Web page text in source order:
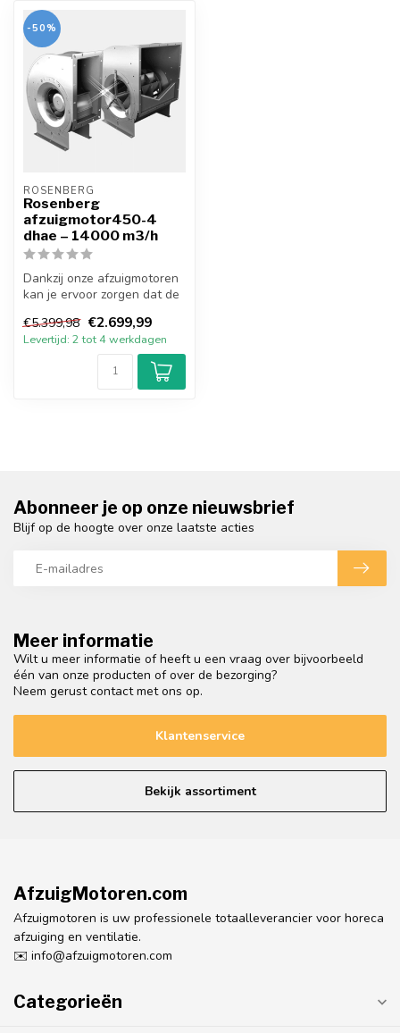
-50%
ROSENBERG
Rosenberg
afzuigmotor450-4
dhae – 14000 m3/h
Dankzij onze afzuigmotoren
kan je ervoor zorgen dat de
€5.399,98 €2.699,99
Levertijd: 2 tot 4 werkdagen
Meer informatie
Wilt u meer informatie of heeft u een vraag over bijvoorbeeld
één van onze producten of over de bezorging?
Neem gerust contact met ons op.
Klantenservice
Bekijk assortiment
Abonneer je op onze nieuwsbrief
Blijf op de hoogte over onze laatste acties
AfzuigMotoren.com
Afzuigmotoren is uw professionele totaalleverancier voor horeca
afzuiging en ventilatie.
✉️ info@afzuigmotoren.com
Categorieën